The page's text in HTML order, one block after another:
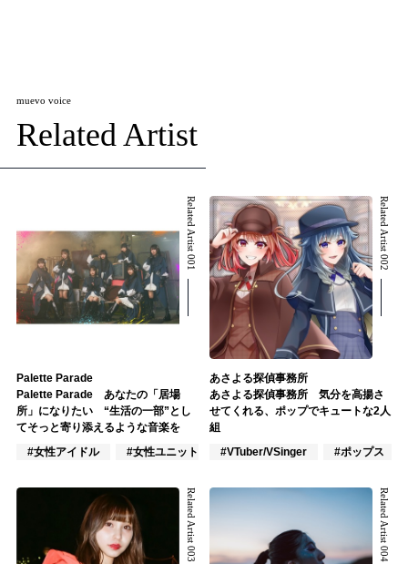
muevo voice
Related Artist
Related Artist 001
Palette Parade
Palette Parade あなたの「居場
所」になりたい “生活の一部”とし
てそっと寄り添えるような音楽を
#女性アイドル
#女性ユニット #ポップス
Related Artist 002
あさよる探偵事務所
あさよる探偵事務所 気分を高揚さ
せてくれる、ポップでキュートな2人
組
#VTuber/VSinger
#ポップス
Related Artist 003 Related Artist 004